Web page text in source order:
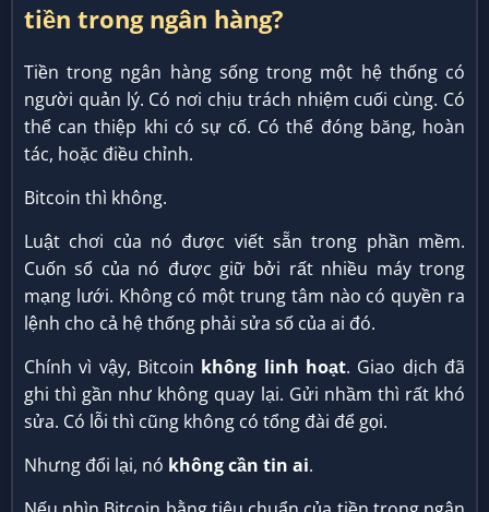
tiền trong ngân hàng?
Tiền trong ngân hàng sống trong một hệ thống có
người quản lý. Có nơi chịu trách nhiệm cuối cùng. Có
thể can thiệp khi có sự cố. Có thể đóng băng, hoàn
tác, hoặc điều chỉnh.
Bitcoin thì không.
Luật chơi của nó được viết sẵn trong phần mềm.
Cuốn sổ của nó được giữ bởi rất nhiều máy trong
mạng lưới. Không có một trung tâm nào có quyền ra
lệnh cho cả hệ thống phải sửa số của ai đó.
Chính vì vậy, Bitcoin không linh hoạt. Giao dịch đã
ghi thì gần như không quay lại. Gửi nhầm thì rất khó
sửa. Có lỗi thì cũng không có tổng đài để gọi.
Nhưng đổi lại, nó không cần tin ai.